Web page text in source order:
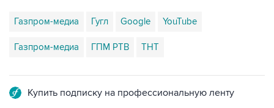
Газпром-медиа Гугл Google YouTube
Газпром-медиа ГПМ РТВ ТНТ
Купить подписку на профессиональную ленту